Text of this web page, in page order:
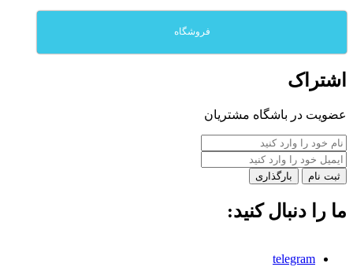
فروشگاه
اشتراک
عضویت در باشگاه مشتریان
بارگذاری
ما را دنبال کنید:
telegram